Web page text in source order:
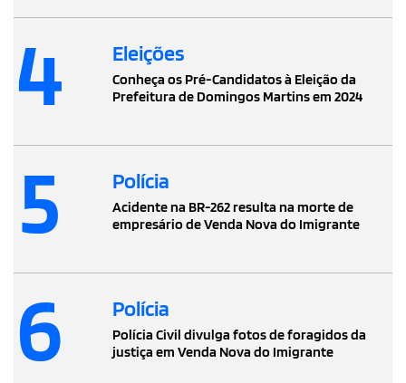
4 Eleições
Conheça os Pré-Candidatos à Eleição da
Prefeitura de Domingos Martins em 2024
5 Polícia
Acidente na BR-262 resulta na morte de
empresário de Venda Nova do Imigrante
6 Polícia
Polícia Civil divulga fotos de foragidos da
justiça em Venda Nova do Imigrante